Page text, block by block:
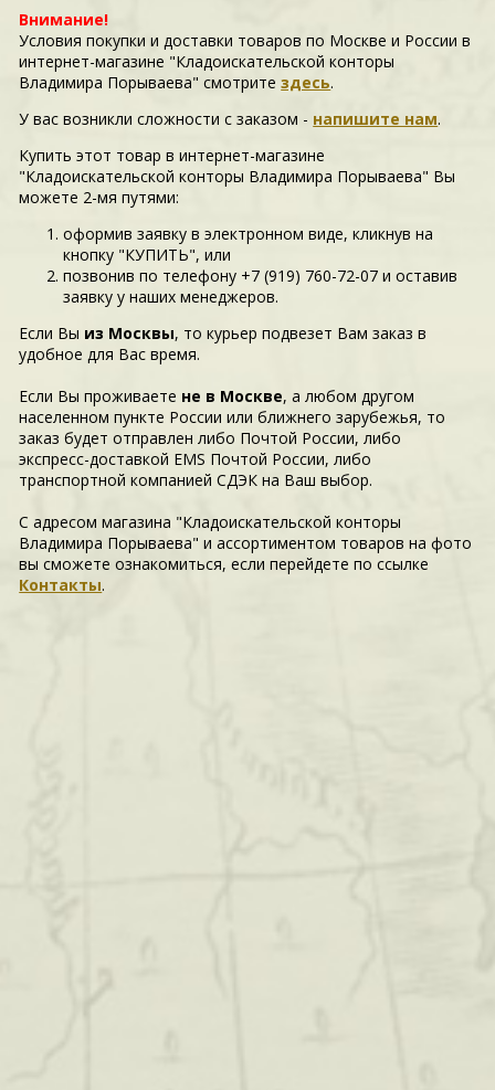
Внимание!
Условия покупки и доставки товаров по Москве и России в
интернет-магазине "Кладоискательской конторы
Владимира Порываева" смотритездесь.
У вас возникли сложности c заказом - напишите нам.
Купить этот товар в интернет-магазине
"Кладоискательской конторы Владимира Порываева" Вы
можете 2-мя путями:
оформив заявку в электронном виде, кликнув на
кнопку "КУПИТЬ", или
позвонив по телефону +7 (919) 760-72-07 и оставив
заявку у наших менеджеров.
Если Вы из Москвы, то курьер подвезет Вам заказ в
удобное для Вас время.
Если Вы проживаете не в Москве, а любом другом
населенном пункте России или ближнего зарубежья, то
заказ будет отправлен либо Почтой России, либо
экспресс-доставкой EMS Почтой России, либо
транспортной компанией СДЭК на Ваш выбор.
С адресом магазина "Кладоискательской конторы
Владимира Порываева" и ассортиментом товаров на фото
вы сможете ознакомиться, если перейдете по ссылке
Контакты.